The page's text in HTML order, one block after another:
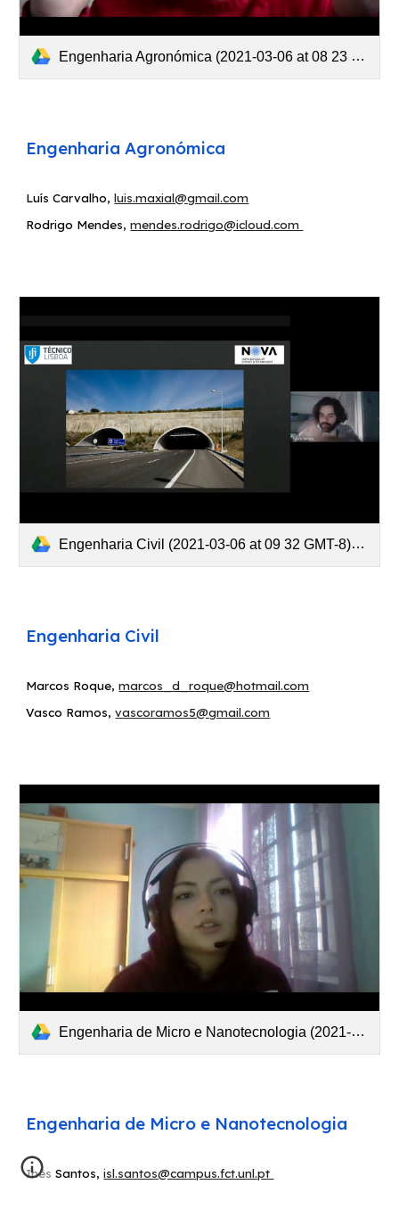
Engenharia Agronómica (2021-03-06 at 08 23 GMT-8).mp4
Engenharia Agronómica
Luís Carvalho,luis.maxial@gmail.com
Rodrigo Mendes,mendes.rodrigo@icloud.com
Engenharia Civil (2021-03-06 at 09 32 GMT-8).mp4
Engenharia Civil
Marcos Roque,marcos_d_roque@hotmail.com
Vasco Ramos,vascoramos5@gmail.com
Engenharia de Micro e Nanotecnologia (2021-03-06 at 08 18 GMT-8).mp4
Engenharia de Micro e Nanotecnologia
Inês Santos,isl.santos@campus.fct.unl.pt